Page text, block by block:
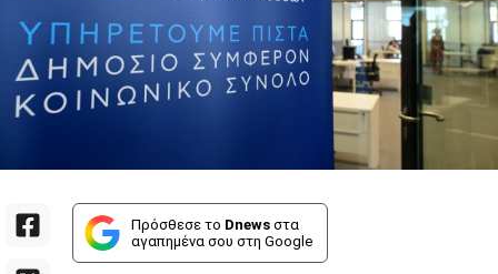
Πρόσθεσε το Dnews στα
αγαπημένα σου στη Google